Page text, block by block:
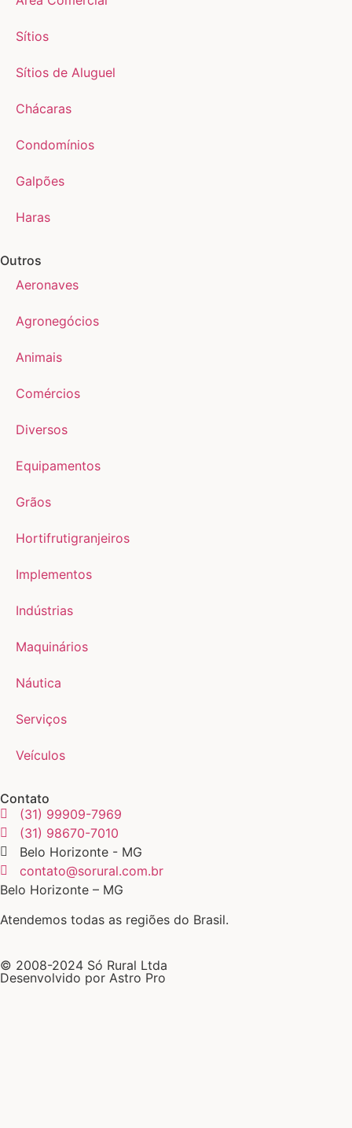
Sítios
Sítios de Aluguel
Chácaras
Condomínios
Galpões
Haras
Outros
Aeronaves
Agronegócios
Animais
Comércios
Diversos
Equipamentos
Grãos
Hortifrutigranjeiros
Implementos
Indústrias
Maquinários
Náutica
Serviços
Veículos
Contato
(31) 99909-7969
(31) 98670-7010
Belo Horizonte - MG
contato@sorural.com.br
Belo Horizonte – MG
Atendemos todas as regiões do Brasil.
© 2008-2024 Só Rural Ltda
Desenvolvido por Astro Pro